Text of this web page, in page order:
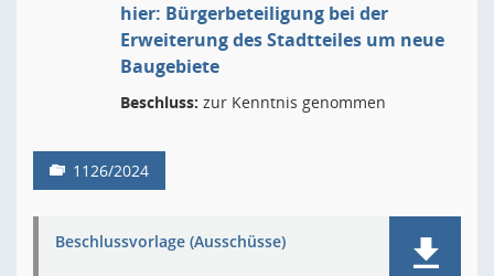
hier: Bürgerbeteiligung bei der
Erweiterung des Stadtteiles um neue
Baugebiete
Beschluss: zur Kenntnis genommen
1126/2024
Beschlussvorlage (Ausschüsse)